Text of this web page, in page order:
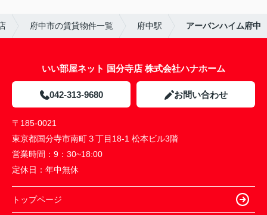
府中市の賃貸物件一覧 府中駅 アーバンハイム府中
いい部屋ネット 国分寺店 株式会社ハナホーム
042-313-9680 お問い合わせ
〒185-0021
東京都国分寺市南町３丁目18-1 松本ビル3階
営業時間： 9：30~18:00
定休日： 年中無休
トップページ